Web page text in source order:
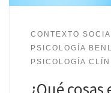
CONTEXTO
PSICOLOGÍA
PSICOLOGÍA